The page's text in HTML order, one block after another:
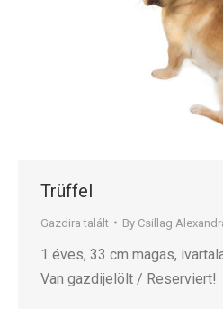
Trüffel
Gazdira talált By Csillag
1 éves, 33 cm magas,
Van gazdijelölt / Reserviert!